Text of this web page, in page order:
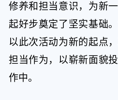
修养和担当意识，为新
起好步奠定了坚实基础
以此次活动为新的起点
担当作为，以崭新面貌
作中。